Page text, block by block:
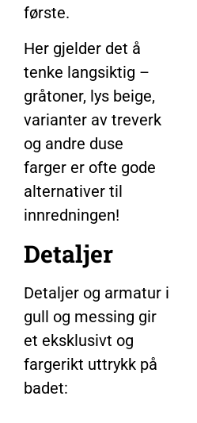
første.
Her gjelder det å
tenke langsiktig –
gråtoner, lys beige,
varianter av treverk
og andre duse
farger er ofte gode
alternativer til
innredningen!
Detaljer
Detaljer og armatur i
gull og messing gir
et eksklusivt og
fargerikt uttrykk på
badet: